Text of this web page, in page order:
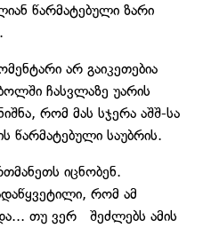
წარმატებული ზარი
არ გაიკეთებია
ჩასვლაზე უარის
რომ მას სჯერა აშშ-სა
წარმატებული საუბრის.
იცნობენ.
რომ ამ
თუ ვერ შეძლებს ამის